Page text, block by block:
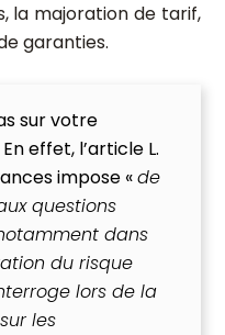
la majoration de tarif,
garanties.
sur votre
effet, l’article L.
impose «de
questions
dans
du risque
lors de la
les